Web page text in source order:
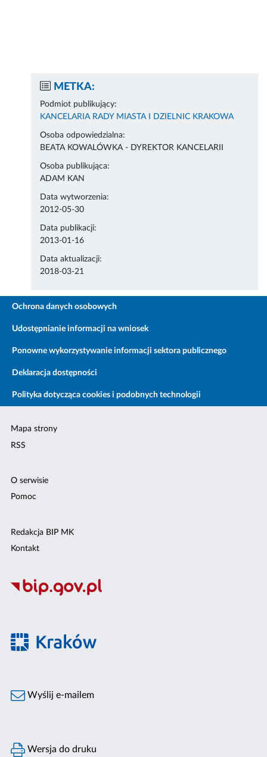
METKA:
Podmiot publikujący:
KANCELARIA RADY MIASTA I DZIELNIC KRAKOWA
Osoba odpowiedzialna:
BEATA KOWALÓWKA - DYREKTOR KANCELARII
Osoba publikująca:
ADAM KAN
Data wytworzenia:
2012-05-30
Data publikacji:
2013-01-16
Data aktualizacji:
2018-03-21
Ochrona danych osobowych
Udostępnianie informacji na wniosek
Ponowne wykorzystywanie informacji sektora publicznego
Deklaracja dostępności
Polityka dotycząca cookies i podobnych technologii
Mapa strony
RSS
O serwisie
Pomoc
Redakcja BIP MK
Kontakt
Wyślij e-mailem
Wersja do druku